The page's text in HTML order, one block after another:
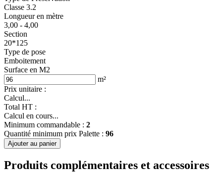
Classe 3.2
Longueur en mètre
3,00 - 4,00
Section
20*125
Type de pose
Emboitement
Surface en M2
m²
Prix unitaire :
Calcul...
Total HT :
Calcul en cours...
Minimum commandable : 2
Quantité minimum prix Palette : 96
Ajouter au panier
Produits complémentaires et accessoires